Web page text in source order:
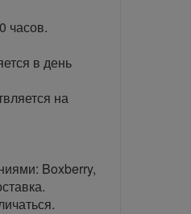
часов.
в день
на
Boxberry,